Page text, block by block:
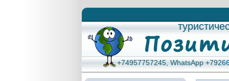
+74957757245, WhatsApp
+74957757245, WhatsApp